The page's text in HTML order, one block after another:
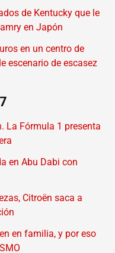
de Kentucky que le
en Japón
en un centro de
escenario de escasez
La Fórmula 1 presenta
en Abu Dabi con
Citroën saca a
en familia, y por eso